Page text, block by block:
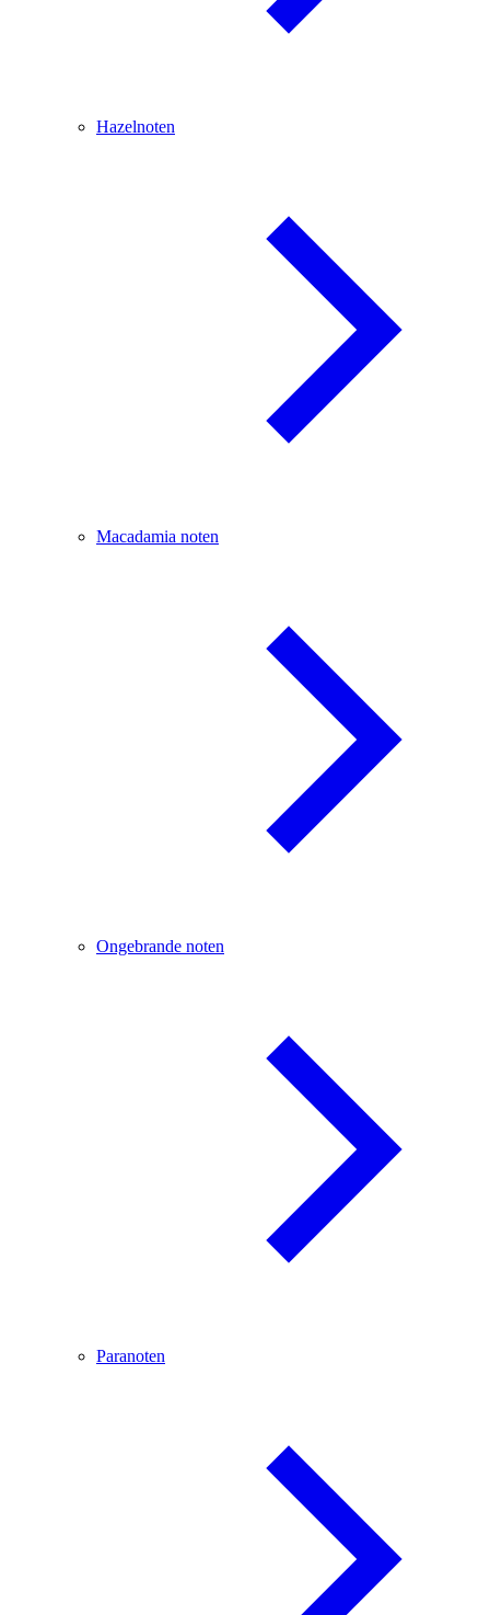
Hazelnoten
Macadamia noten
Ongebrande noten
Paranoten